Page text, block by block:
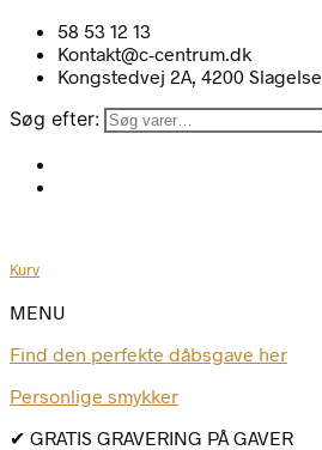
58 53 12 13
Kontakt@c-centrum.dk
Kongstedvej 2A, 4200 Slagelse
Søg efter:
Kurv
MENU
Find den perfekte dåbsgave her
Personlige smykker
✔ GRATIS GRAVERING PÅ GAVER